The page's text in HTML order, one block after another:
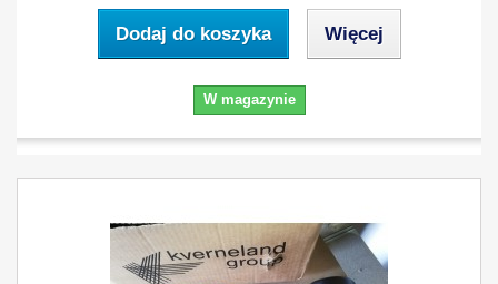
Dodaj do koszyka Więcej
W magazynie